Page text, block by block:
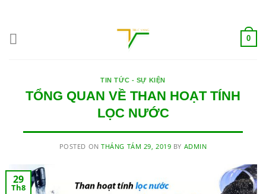
content
0
TIN TỨC - SỰ KIỆN
TỔNG QUAN VỀ THAN HOẠT TÍNH
LỌC NƯỚC
POSTED ONTHÁNG TÁM 29, 2019 BY ADMIN
29
Th8